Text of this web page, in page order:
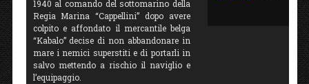
1940 al comando del sottomarino della
Regia Marina “Cappellini” dopo avere
colpito e affondato il mercantile belga
“Kabalo” decise di non abbandonare in
mare i nemici superstiti e di portarli in
salvo mettendo a rischio il naviglio e
l’equipaggio.